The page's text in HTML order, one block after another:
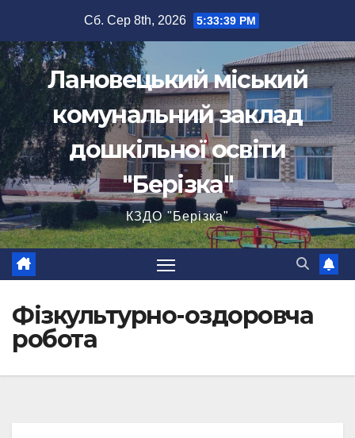
вмісту
Сб. Сер 8th, 2026 5:33:39 PM
Лановецький міський
комунальний заклад
дошкільної освіти
"Берізка"
КЗДО "Берізка"
Фізкультурно-оздоровча
робота